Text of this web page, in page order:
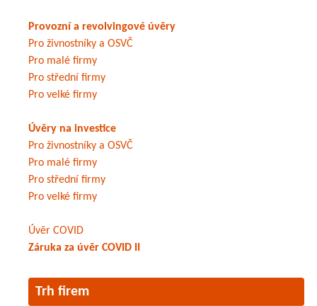
Provozní a revolvingové úvěry
Pro živnostníky a OSVČ
Pro malé firmy
Pro střední firmy
Pro velké firmy
Úvěry na investice
Pro živnostníky a OSVČ
Pro malé firmy
Pro střední firmy
Pro velké firmy
Úvěr COVID
Záruka za úvěr COVID II
Trh firem